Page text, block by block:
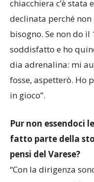
valore e di
non c’è ancora nulla
chiacchiera c’è stata
declinata perché
bisogno. Se non do il
soddisfatto e ho
dia adrenalina: mi
Pur non essendoci
fatto parte della